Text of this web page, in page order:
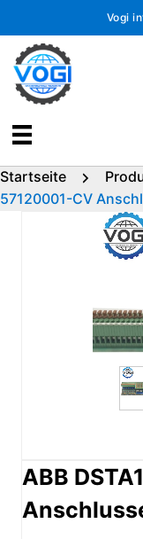
springen
Vogi
Startseite
57120001-CV
ABB